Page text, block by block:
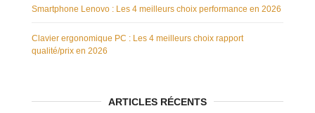
Smartphone Lenovo : Les 4 meilleurs choix performance en 2026
Clavier ergonomique PC : Les 4 meilleurs choix rapport
qualité/prix en 2026
ARTICLES RÉCENTS